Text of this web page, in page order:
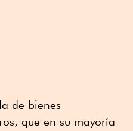
de bienes
que en su mayoría